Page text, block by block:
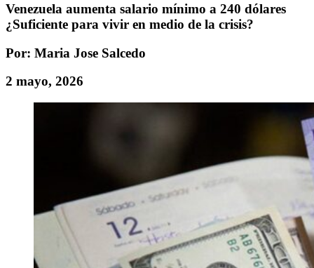
Venezuela aumenta salario mínimo a 240 dólares
¿Suficiente para vivir en medio de la crisis?
Por: Maria Jose Salcedo
2 mayo, 2026